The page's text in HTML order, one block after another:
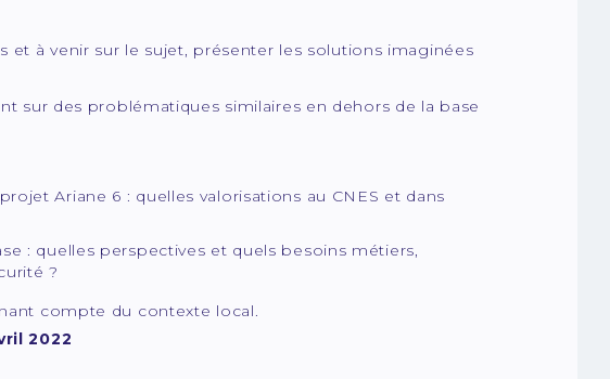
et à venir sur le sujet, présenter les solutions imaginées
sur des problématiques similaires en dehors de la base
Ariane 6 : quelles valorisations au CNES et dans
: quelles perspectives et quels besoins métiers,
?
compte du contexte local.
2022